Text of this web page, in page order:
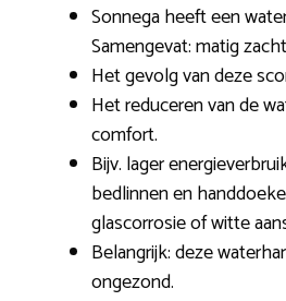
Sonnega heeft een
Samengevat: matig
Het gevolg van deze
Het reduceren van de
comfort.
Bijv. lager
bedlinnen en
glascorrosie of witte
Belangrijk: deze
ongezond.